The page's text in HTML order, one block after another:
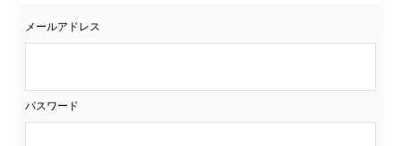
メールアドレス
パスワード